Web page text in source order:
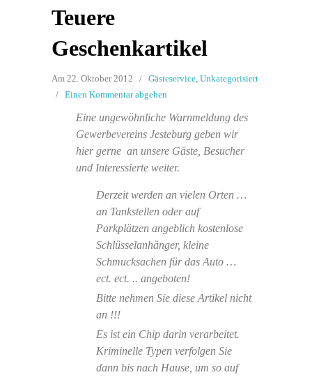
Teuere
Geschenkartikel
Am 22. Oktober 2012 / Gästeservice, Unkategorisiert
/ Einen Kommentar abgeben
Eine ungewöhnliche Warnmeldung des
Gewerbevereins Jesteburg geben wir
hier gerne an unsere Gäste, Besucher
und Interessierte weiter.
Derzeit werden an vielen Orten …
an Tankstellen oder auf
Parkplätzen angeblich kostenlose
Schlüsselanhänger, kleine
Schmucksachen für das Auto …
ect. ect. .. angeboten!
Bitte nehmen Sie diese Artikel nicht
an !!!
Es ist ein Chip darin verarbeitet.
Kriminelle Typen verfolgen Sie
dann bis nach Hause, um so auf